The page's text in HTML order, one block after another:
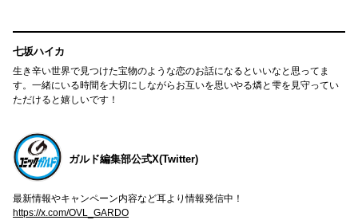
七坂ハイカ
生き辛い世界で見つけた宝物のような恋のお話になるといいなと思ってま
す。一緒にいる時間を大切にしながらお互いを思いやる燐と雫を見守ってい
ただけると嬉しいです！
ガルド編集部公式X(Twitter)
最新情報やキャンペーン内容など耳より情報発信中！
https://x.com/OVL_GARDO